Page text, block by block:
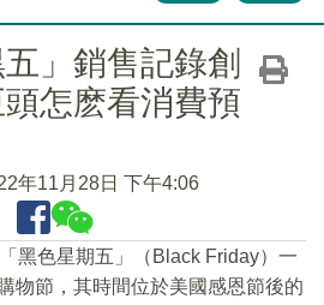
」銷售記錄創
怎麽看消費預
年11月28日 下午4:06
黑色星期五」（Black Friday）一
物節，其時間位於美國感恩節後的